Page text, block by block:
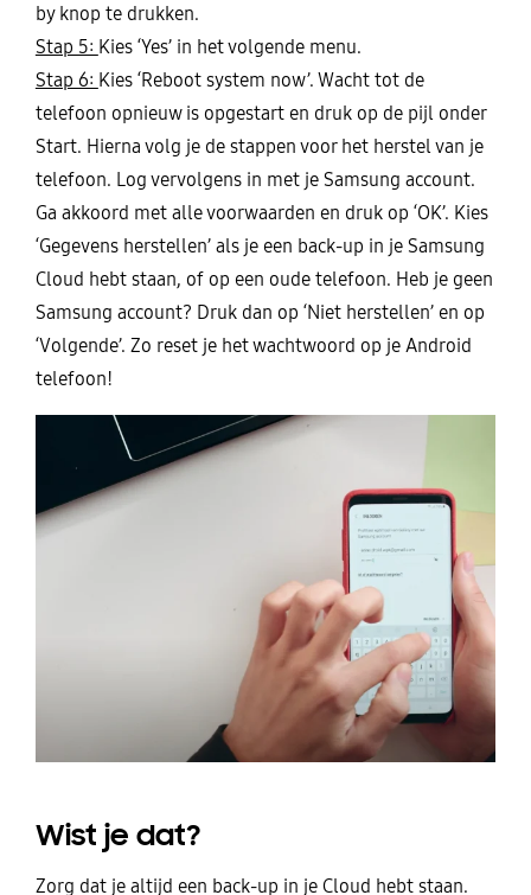
by knop te drukken.
Stap 5: Kies ‘Yes’ in het volgende menu.
Stap 6: Kies ‘Reboot system now’. Wacht tot de
telefoon opnieuw is opgestart en druk op de pijl onder
Start. Hierna volg je de stappen voor het herstel van je
telefoon. Log vervolgens in met je Samsung account.
Ga akkoord met alle voorwaarden en druk op ‘OK’. Kies
‘Gegevens herstellen’ als je een back-up in je Samsung
Cloud hebt staan, of op een oude telefoon. Heb je geen
Samsung account? Druk dan op ‘Niet herstellen’ en op
‘Volgende’. Zo reset je het wachtwoord op je Android
telefoon!
Wist je dat?
Zorg dat je altijd een back-up in je Cloud hebt staan.